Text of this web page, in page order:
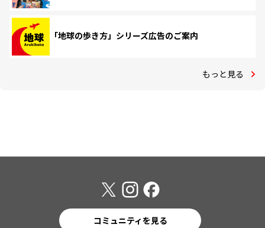
「地球の歩き方」シリーズ広告のご案内
もっと見る
コミュニティを見る